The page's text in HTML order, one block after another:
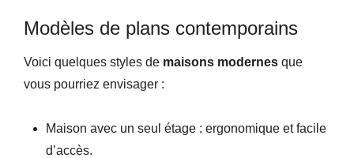
Modèles de plans contemporains
Voici quelques styles de maisons modernes que
vous pourriez envisager :
Maison avec un seul étage : ergonomique et facile
d’accès.